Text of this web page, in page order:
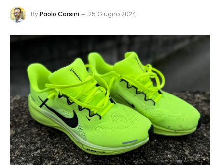
ByPaolo Corsini 25 Giugno 2024